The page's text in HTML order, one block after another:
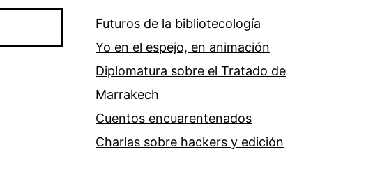
Futuros de la bibliotecología
Yo en el espejo, en animación
Diplomatura sobre el Tratado de
Marrakech
Cuentos encuarentenados
Charlas sobre hackers y edición